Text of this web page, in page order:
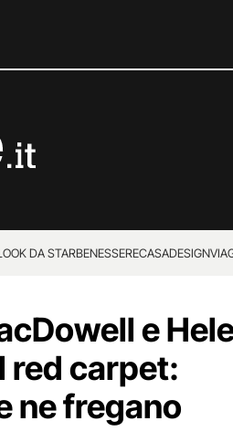
DA STARBENESSERECASADESIGN
e
red carpet:
ne fregano